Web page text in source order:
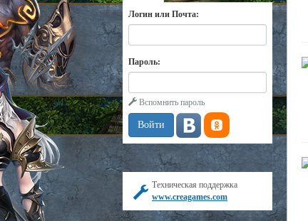
Логин или Почта:
Пароль:
Вспомнить пароль
Техническая поддержка
www.creagames.com